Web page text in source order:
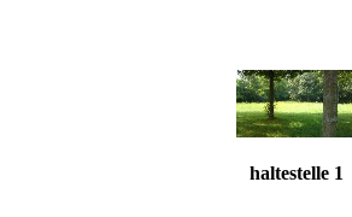
haltestelle 1